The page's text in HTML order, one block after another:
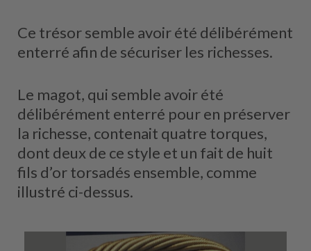
Ce trésor semble avoir été délibérément
enterré afin de sécuriser les richesses.
Le magot, qui semble avoir été
délibérément enterré pour en préserver
la richesse, contenait quatre torques,
dont deux de ce style et un fait de huit
fils d’or torsadés ensemble, comme
illustré ci-dessus.